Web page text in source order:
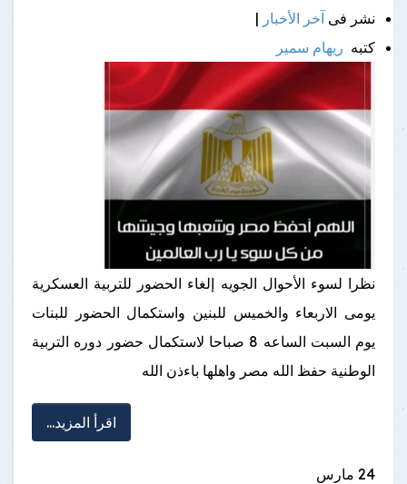
نشر فى آخر الأخبار |
كتبه ريهام سمير
نظرا لسوء الأحوال الجويه إلغاء الحضور للتربية العسكرية
يومى الاربعاء والخميس للبنين واستكمال الحضور للبنات
يوم السبت الساعه 8 صباحا لاستكمال حضور دوره التربية
الوطنية حفظ الله مصر واهلها باءذن الله
اقرأ المزيد...
24 مارس